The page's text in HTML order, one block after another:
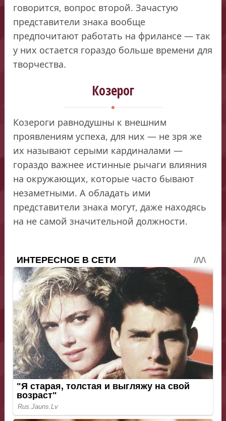
говорится, вопрос второй. Зачастую
представители знака вообще
предпочитают работать на фрилансе — так
у них остается гораздо больше времени для
творчества.
Козерог
Козероги равнодушны к внешним
проявлениям успеха, для них — не зря же
их называют серыми кардиналами —
гораздо важнее истинные рычаги влияния
на окружающих, которые часто бывают
незаметными. А обладать ими
представители знака могут, даже находясь
на не самой значительной должности.